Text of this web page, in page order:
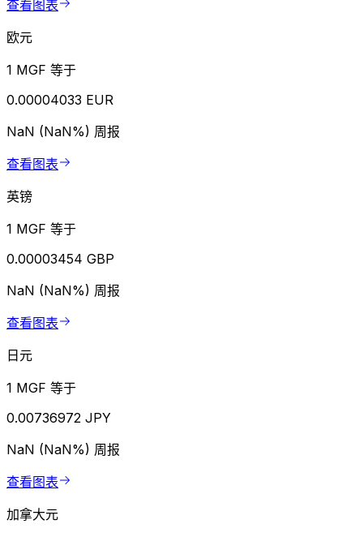
查看图表
欧元
1 MGF 等于
0.00004033 EUR
NaN (NaN%) 周报
查看图表
英镑
1 MGF 等于
0.00003454 GBP
NaN (NaN%) 周报
查看图表
日元
1 MGF 等于
0.00736972 JPY
NaN (NaN%) 周报
查看图表
加拿大元